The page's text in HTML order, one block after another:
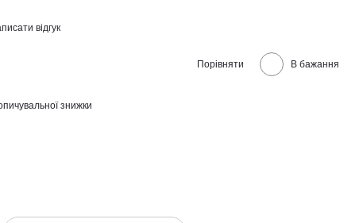
відгук
Порівняти В бажання
знижки